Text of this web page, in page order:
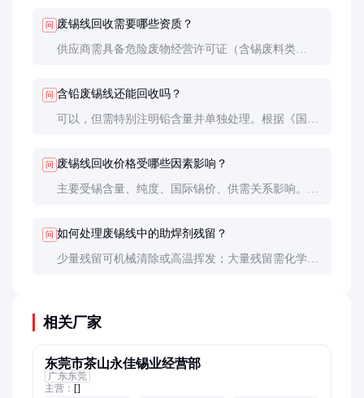
问 废锡线回收需要哪些资质？
供应商需具备危险废物经营许可证（含锡废料类
问 含铅废锡线还能回收吗？
可以，但需特别注明铅含量并单独处理。根据《国家
问 废锡线回收价格受哪些因素影响？
主要受锡含量、纯度、国际锡价、供需关系影响。
问 如何处理废锡线中的助焊剂残留？
少量残留可机械清除或高温挥发；大量残留需化学清
相关厂家
东莞市茶山永佳锡业经营部
广东东莞
主营： []